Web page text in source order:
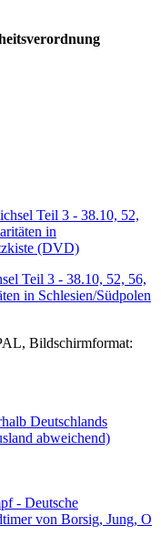
Teil 3 - 38.10, 52, 56,
in Schlesien/Südpolen
Bildschirmformat:
Deutschlands
abweichend)